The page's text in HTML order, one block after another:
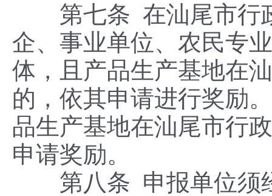
第七条 在汕尾市行政
企、事业单位、农民专
体，且产品生产基地在
的，依其申请进行奖励
品生产基地在汕尾市行
申请奖励。
第八条 申报单位须经